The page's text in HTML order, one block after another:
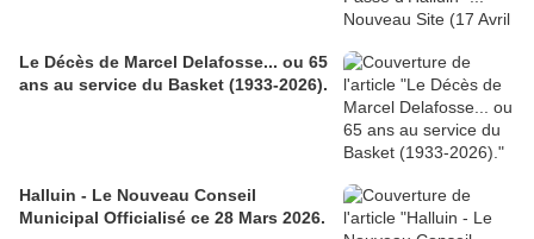
Le Décès de Marcel Delafosse... ou 65
ans au service du Basket (1933-2026).
Halluin - Le Nouveau Conseil
Municipal Officialisé ce 28 Mars 2026.